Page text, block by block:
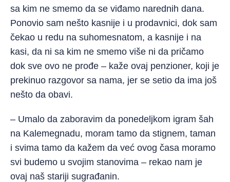
sa kim ne smemo da se viđamo narednih dana.
Ponovio sam nešto kasnije i u prodavnici, dok sam
čekao u redu na suhomesnatom, a kasnije i na
kasi, da ni sa kim ne smemo više ni da pričamo
dok sve ovo ne prođe – kaže ovaj penzioner, koji je
prekinuo razgovor sa nama, jer se setio da ima još
nešto da obavi.
– Umalo da zaboravim da ponedeljkom igram šah
na Kalemegnadu, moram tamo da stignem, taman
i svima tamo da kažem da već ovog časa moramo
svi budemo u svojim stanovima – rekao nam je
ovaj naš stariji sugrađanin.